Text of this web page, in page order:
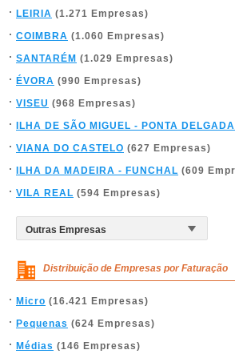
LEIRIA (1.271 Empresas)
COIMBRA (1.060 Empresas)
SANTARÉM (1.029 Empresas)
ÉVORA (990 Empresas)
VISEU (968 Empresas)
ILHA DE SÃO MIGUEL - PONTA DELGADA
VIANA DO CASTELO (627 Empresas)
ILHA DA MADEIRA - FUNCHAL (609
VILA REAL (594 Empresas)
Distribuição de Empresas por Faturação
Micro (16.421 Empresas)
Pequenas (624 Empresas)
Médias (146 Empresas)